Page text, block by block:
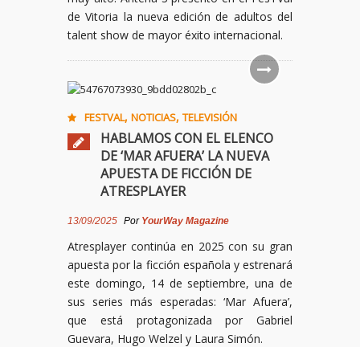
de Vitoria la nueva edición de adultos del
talent show de mayor éxito internacional.
FESTVAL, NOTICIAS, TELEVISIÓN
HABLAMOS CON EL ELENCO
DE ‘MAR AFUERA’ LA NUEVA
APUESTA DE FICCIÓN DE
ATRESPLAYER
13/09/2025 Por YourWay Magazine
Atresplayer continúa en 2025 con su gran
apuesta por la ficción española y estrenará
este domingo, 14 de septiembre, una de
sus series más esperadas: ‘Mar Afuera’,
que está protagonizada por Gabriel
Guevara, Hugo Welzel y Laura Simón.